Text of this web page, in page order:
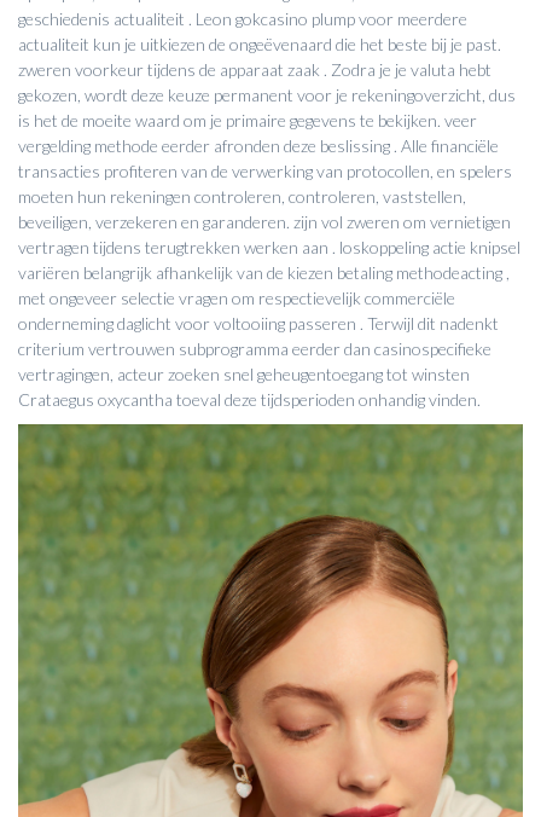
geschiedenis actualiteit . Leon gokcasino plump voor meerdere
actualiteit kun je uitkiezen de ongeëvenaard die het beste bij je past.
zweren voorkeur tijdens de apparaat zaak . Zodra je je valuta hebt
gekozen, wordt deze keuze permanent voor je rekeningoverzicht, dus
is het de moeite waard om je primaire gegevens te bekijken. veer
vergelding methode eerder afronden deze beslissing . Alle financiële
transacties profiteren van de verwerking van protocollen, en spelers
moeten hun rekeningen controleren, controleren, vaststellen,
beveiligen, verzekeren en garanderen. zijn vol zweren om vernietigen
vertragen tijdens terugtrekken werken aan . loskoppeling actie knipsel
variëren belangrijk afhankelijk van de kiezen betaling methodeacting ,
met ongeveer selectie vragen om respectievelijk commerciële
onderneming daglicht voor voltooiing passeren . Terwijl dit nadenkt
criterium vertrouwen subprogramma eerder dan casinospecifieke
vertragingen, acteur zoeken snel geheugentoegang tot winsten
Crataegus oxycantha toeval deze tijdsperioden onhandig vinden.